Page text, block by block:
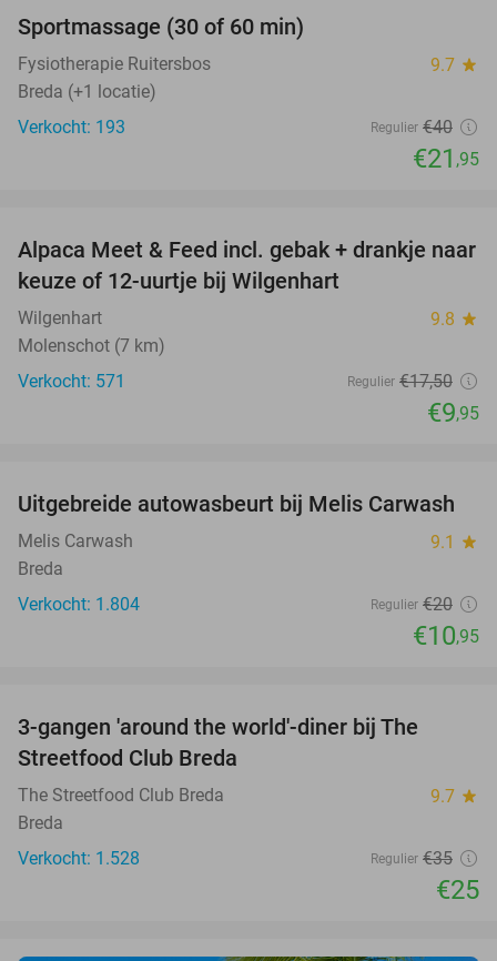
Sportmassage (30 of 60 min)
Fysiotherapie Ruitersbos 9.7 star
Breda (+1 locatie)
Verkocht: 193
Regulier €40
€21 ,95
43%
Alpaca Meet & Feed incl. gebak + drankje naar
keuze of 12-uurtje bij Wilgenhart
Wilgenhart 9.8 star
Molenschot (7 km)
Verkocht: 571
Regulier €17,50
€9,95
45%
Uitgebreide autowasbeurt bij Melis Carwash
Melis Carwash 9.1 star
Breda
Verkocht: 1.804
Regulier €20
€10,95
3-gangen 'around the world'-diner bij The
Streetfood Club Breda
The Streetfood Club Breda 9.7 star
Breda
Verkocht: 1.528
Regulier €35
€25